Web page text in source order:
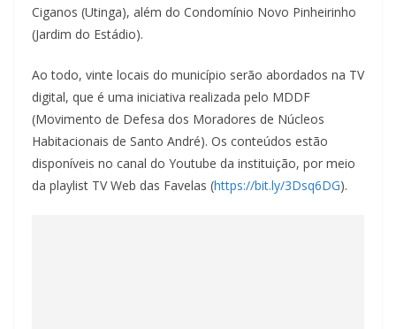
Ciganos (Utinga), além do Condomínio Novo Pinheirinho
(Jardim do Estádio).
Ao todo, vinte locais do município serão abordados na TV
digital, que é uma iniciativa realizada pelo MDDF
(Movimento de Defesa dos Moradores de Núcleos
Habitacionais de Santo André). Os conteúdos estão
disponíveis no canal do Youtube da instituição, por meio
da playlist TV Web das Favelas (https://bit.ly/3Dsq6DG).